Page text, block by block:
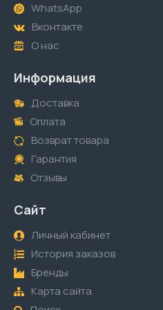
WhatsApp
Вконтакте
О нас
Информация
Доставка
Оплата
Возврат товара
Гарантия
Отзывы
Сайт
Личный кабинет
История заказов
Бренды
Карта сайта